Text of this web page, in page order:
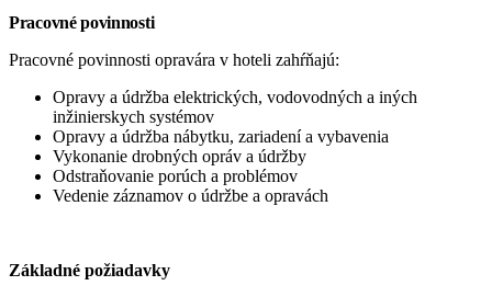
Pracovné povinnosti
Pracovné povinnosti opravára v hoteli zahŕňajú:
Opravy a údržba elektrických, vodovodných a iných
inžinierskych systémov
Opravy a údržba nábytku, zariadení a vybavenia
Vykonanie drobných opráv a údržby
Odstraňovanie porúch a problémov
Vedenie záznamov o údržbe a opravách
Základné požiadavky